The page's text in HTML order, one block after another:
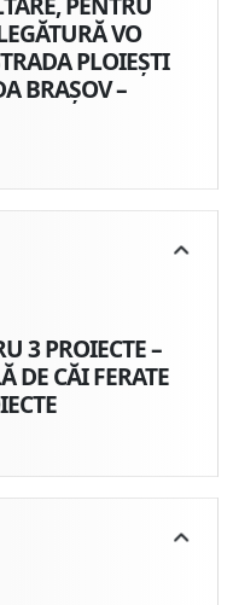
VO
PLOIEȘTI
BRAȘOV –
3 PROIECTE –
DE CĂI FERATE